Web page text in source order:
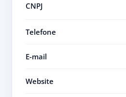
CNPJ
Telefone
E-mail
Website